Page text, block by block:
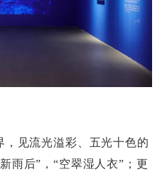
，见流光溢彩、五光十色的
雨后”，“空翠湿人衣”；更